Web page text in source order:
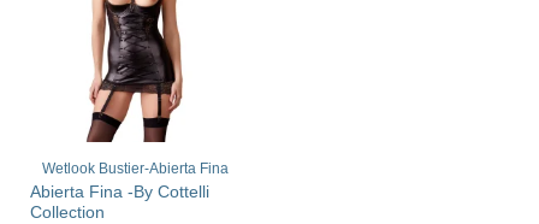
Wetlook Bustier-Abierta Fina
Abierta Fina -By Cottelli
Collection